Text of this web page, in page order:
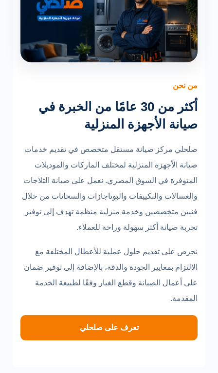
من نحن
أكثر من 30 عامًا من الخبرة في
صيانة الأجهزة المنزلية
صلحلي مركز صيانة مستقل متخصص في تقديم خدمات
صيانة الأجهزة المنزلية لمختلف الماركات والموديلات
المتوفرة في السوق المصري. نعمل على صيانة الثلاجات
والغسالات والتكييفات والبوتاجازات والسخانات من خلال
فنيين متخصصين وخدمة منزلية منظمة تهدف إلى توفير
تجربة صيانة أكثر سهولة وراحة للعملاء.
نحرص على تقديم حلول عملية للأعطال المختلفة مع
الالتزام بمعايير الجودة والدقة، بالإضافة إلى توفير ضمان
على أعمال الصيانة وقطع الغيار وفقًا لطبيعة الخدمة
المقدمة.
تعرف على صلحلي